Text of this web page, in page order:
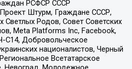
РСФСР СССР
Штурм, Граждане СССР,
Родов, Совет Советских
Meta Platforms Inc, Facebook,
С14, Добровольческое
националистов, Черный
Всетатарское